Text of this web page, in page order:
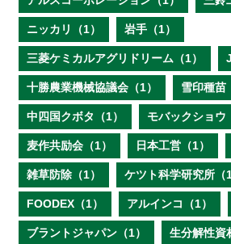
ニッカリ（1） 岩手（1）
三菱ケミカルアグリドリーム（1）
十勝農業機械協議会（1） 雪印種苗
中四国クボタ（1） モバックショウ
麦作共励会（1） 日本工営（1）
雑草防除（1） ケツト科学研究所（1
FOODEX（1） アルインコ（1）
ブラントジャパン（1） 生分解性資